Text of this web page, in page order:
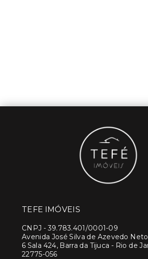
TEFE IMÓVEIS
CNPJ -39.783.401/0001-09
Avenida José Silva de Azevedo
6 Sala 424, Barra da Tijuca - Rio de
22775-056